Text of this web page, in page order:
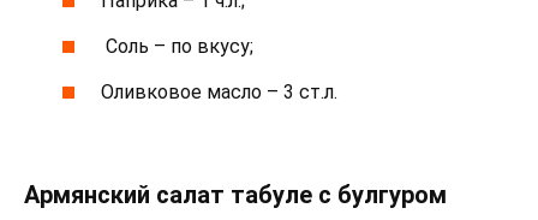
Соль – по вкусу;
Оливковое масло – 3 ст.л.
Армянский салат табуле с булгуром